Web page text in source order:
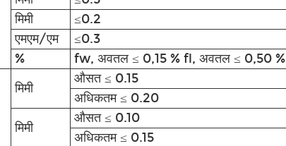
मिमी
≤0.2
एमएम/एम
≤0.3
%
fw, अवतल ≤ 0,15 % fl, अवतल ≤ 0,50 %
मिमी
औसत ≤ 0.15
अधिकतम ≤ 0.20
मिमी
औसत ≤ 0.10
अधिकतम ≤ 0.15